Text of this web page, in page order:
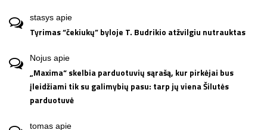
stasys apie
Tyrimas “čekiukų” byloje T. Budrikio atžvilgiu nutrauktas
Nojus apie
„Maxima“ skelbia parduotuvių sąrašą, kur pirkėjai bus
įleidžiami tik su galimybių pasu: tarp jų viena Šilutės
parduotuvė
tomas apie